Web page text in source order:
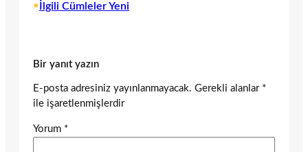
• İlgili Cümleler Yeni
Bir yanıt yazın
E-posta adresiniz yayınlanmayacak. Gerekli alanlar *
ile işaretlenmişlerdir
Yorum *